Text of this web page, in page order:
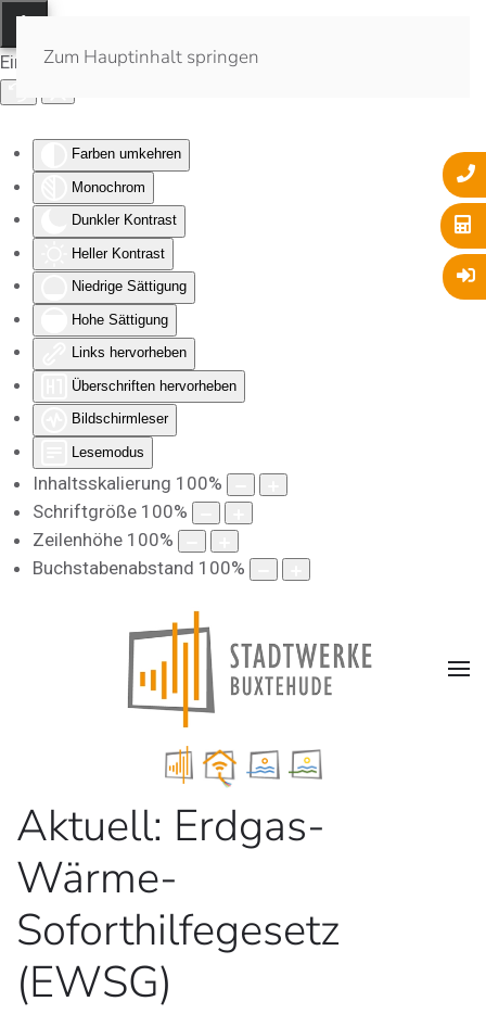
Eingabehilfen öffnen
Farben umkehren
Monochrom
Dunkler Kontrast
Heller Kontrast
Niedrige Sättigung
Hohe Sättigung
Links hervorheben
Überschriften hervorheben
Bildschirmleser
Lesemodus
Inhaltsskalierung 100%
Schriftgröße 100%
Zeilenhöhe 100%
Buchstabenabstand 100%
Zum Hauptinhalt springen
Aktuell: Erdgas-
Wärme-
Soforthilfegesetz
(EWSG)